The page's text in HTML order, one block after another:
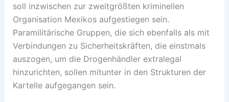
soll inzwischen zur zweitgrößten kriminellen
Organisation Mexikos aufgestiegen sein.
Paramilitärische Gruppen, die sich ebenfalls als mit
Verbindungen zu Sicherheitskräften, die einstmals
auszogen, um die Drogenhändler extralegal
hinzurichten, sollen mitunter in den Strukturen der
Kartelle aufgegangen sein.